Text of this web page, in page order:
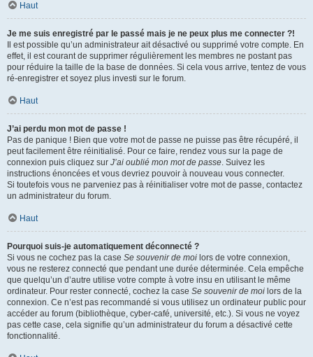
Haut
Je me suis enregistré par le passé mais je ne peux plus me connecter ?!
Il est possible qu’un administrateur ait désactivé ou supprimé votre compte. En
effet, il est courant de supprimer régulièrement les membres ne postant pas
pour réduire la taille de la base de données. Si cela vous arrive, tentez de vous
ré-enregistrer et soyez plus investi sur le forum.
Haut
J’ai perdu mon mot de passe !
Pas de panique ! Bien que votre mot de passe ne puisse pas être récupéré, il
peut facilement être réinitialisé. Pour ce faire, rendez vous sur la page de
connexion puis cliquez sur J’ai oublié mon mot de passe. Suivez les
instructions énoncées et vous devriez pouvoir à nouveau vous connecter.
Si toutefois vous ne parveniez pas à réinitialiser votre mot de passe, contactez
un administrateur du forum.
Haut
Pourquoi suis-je automatiquement déconnecté ?
Si vous ne cochez pas la case Se souvenir de moi lors de votre connexion,
vous ne resterez connecté que pendant une durée déterminée. Cela empêche
que quelqu’un d’autre utilise votre compte à votre insu en utilisant le même
ordinateur. Pour rester connecté, cochez la case Se souvenir de moi lors de la
connexion. Ce n’est pas recommandé si vous utilisez un ordinateur public pour
accéder au forum (bibliothèque, cyber-café, université, etc.). Si vous ne voyez
pas cette case, cela signifie qu’un administrateur du forum a désactivé cette
fonctionnalité.